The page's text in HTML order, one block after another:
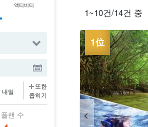
액티비티
기
내일
또한
좁히기
랜 수
1~10건/14건 중